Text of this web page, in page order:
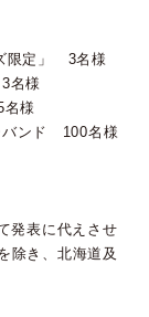
限定」 3名様
3名様
名様
バンド 100名様
発表に代えさせ
除き、北海道及